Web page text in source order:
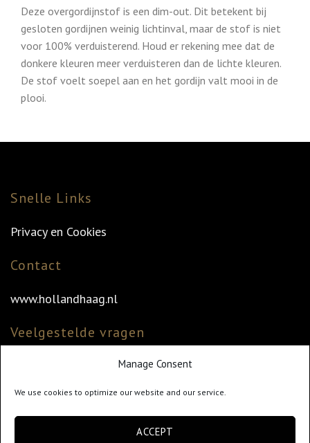
Manage Consent
We use cookies to optimize our website and our service.
ACCEPT
Deze overgordijnstof is een dim-out. Dit betekent bij
gesloten gordijnen weinig lichtinval, maar de stof is niet
voor 100% verduisterend. Houd er rekening mee dat de
donkere kleuren meer verduisteren dan de lichte kleuren.
De stof voelt soepel aan en het gordijn valt mooi in de
plooi.
Snelle Links
Privacy en Cookies
Contact
www.hollandhaag.nl
Veelgestelde vragen
Veelgestelde vragen
Klantenservice